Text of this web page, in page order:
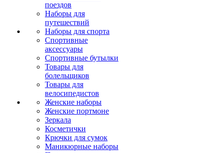
поездов
Наборы для
путешествий
Наборы для спорта
Спортивные
аксессуары
Спортивные бутылки
Товары для
болельщиков
Товары для
велосипедистов
Женские наборы
Женские портмоне
Зеркала
Косметички
Крючки для сумок
Маникюрные наборы